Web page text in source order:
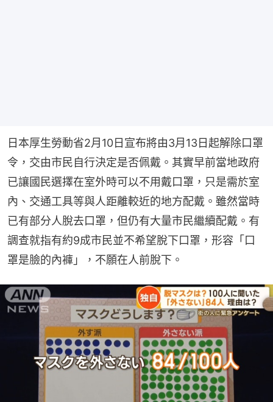
日本厚生勞動省2月10日宣布將由3月13日起解除口罩
令，交由市民自行決定是否佩戴。其實早前當地政府
已讓國民選擇在室外時可以不用戴口罩，只是需於室
內、交通工具等與人距離較近的地方配戴。雖然當時
已有部分人脫去口罩，但仍有大量市民繼續配戴。有
調查就指有約9成市民並不希望脫下口罩，形容「口
罩是臉的內褲」，不願在人前脫下。